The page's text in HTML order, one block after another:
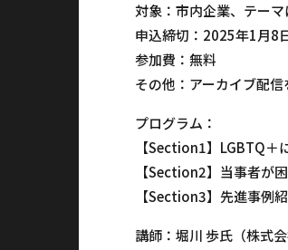
対象：市内企業、テー
申込締切：2025年1月8
参加費：無料
その他：アーカイブ配信
プログラム：
【Section1】LGBTQ＋
【Section2】当事者が
【Section3】先進事例
講師：堀川 歩氏（株式